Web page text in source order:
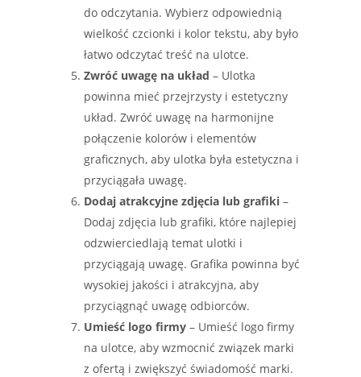
do odczytania. Wybierz odpowiednią
wielkość czcionki i kolor tekstu, aby było
łatwo odczytać treść na ulotce.
Zwróć uwagę na układ – Ulotka
powinna mieć przejrzysty i estetyczny
układ. Zwróć uwagę na harmonijne
połączenie kolorów i elementów
graficznych, aby ulotka była estetyczna i
przyciągała uwagę.
Dodaj atrakcyjne zdjęcia lub grafiki –
Dodaj zdjęcia lub grafiki, które najlepiej
odzwierciedlają temat ulotki i
przyciągają uwagę. Grafika powinna być
wysokiej jakości i atrakcyjna, aby
przyciągnąć uwagę odbiorców.
Umieść logo firmy – Umieść logo firmy
na ulotce, aby wzmocnić związek marki
z ofertą i zwiększyć świadomość marki.